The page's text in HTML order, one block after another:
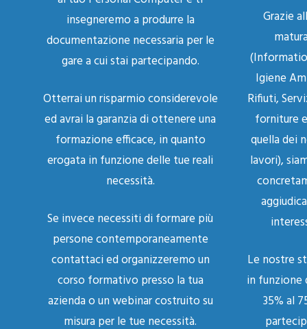
insegneremo a produrre la
documentazione necessaria per le
gare a cui stai partecipando.
Otterrai un risparmio considerevole
ed avrai la garanzia di ottenere una
formazione efficace, in quanto
erogata in funzione delle tue reali
necessità.
Se invece necessiti di formare più
persone contemporaneamente
contattaci ed organizzeremo un
corso formativo presso la tua
azienda o un webinar costruito su
misura per le tue necessità.
Grazie
Igiene
Rifiuti,
forniture
quella dei
lavori),
Le nostre
in funzione
35% al